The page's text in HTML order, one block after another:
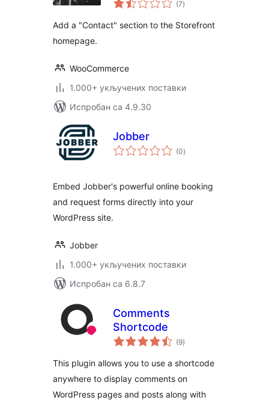
Section (7оцена
)
Add a "Contact" section to the Storefront
homepage.
WooCommerce
1.000+ укључених поставки
Испробан са 4.9.30
Jobber
(0укупних
оцена
)
Embed Jobber's powerful online booking
and request forms directly into your
WordPress site.
Jobber
1.000+ укључених поставки
Испробан са 6.8.7
Comments
Shortcode
(9укупних
оцена
)
This plugin allows you to use a shortcode
anywhere to display comments on
WordPress pages and posts along with